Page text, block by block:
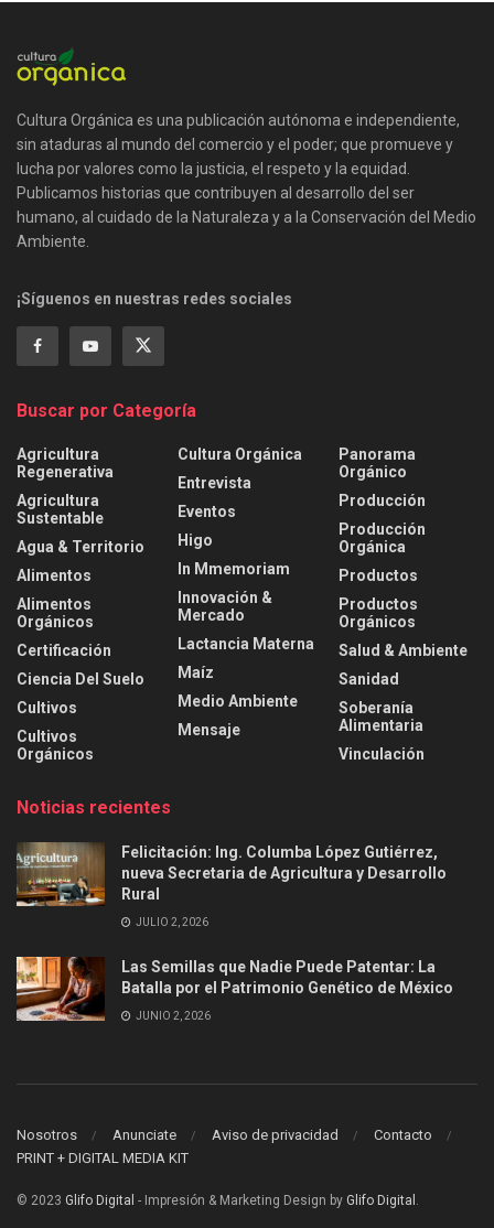
Cultura Orgánica es una publicación autónoma e independiente,
sin ataduras al mundo del comercio y el poder; que promueve y
lucha por valores como la justicia, el respeto y la equidad.
Publicamos historias que contribuyen al desarrollo del ser
humano, al cuidado de la Naturaleza y a la Conservación del Medio
Ambiente.
¡Síguenos en nuestras redes sociales
Buscar por Categoría
Agricultura
Regenerativa
Agricultura
Sustentable
Agua & Territorio
Alimentos
Alimentos
Orgánicos
Certificación
Ciencia Del Suelo
Cultivos
Cultivos
Orgánicos
Cultura Orgánica
Entrevista
Eventos
Higo
In Mmemoriam
Innovación &
Mercado
Lactancia Materna
Maíz
Medio Ambiente
Mensaje
Panorama
Orgánico
Producción
Producción
Orgánica
Productos
Productos
Orgánicos
Salud & Ambiente
Sanidad
Soberanía
Alimentaria
Vinculación
Noticias recientes
Felicitación: Ing. Columba López Gutiérrez,
nueva Secretaria de Agricultura y Desarrollo
Rural
JULIO 2, 2026
Las Semillas que Nadie Puede Patentar: La
Batalla por el Patrimonio Genético de México
JUNIO 2, 2026
Nosotros Anunciate Aviso de privacidad
Contacto
PRINT + DIGITAL MEDIA KIT
© 2023 Glifo Digital - Impresión & Marketing Design by Glifo Digital .